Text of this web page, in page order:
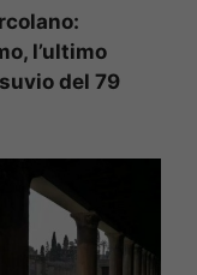
l’ultimo
del 79